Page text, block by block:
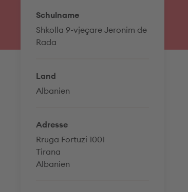
Schulname
Shkolla 9-vjeçare Jeronim de
Rada
Land
Albanien
Adresse
Rruga Fortuzi 1001
Tirana
Albanien